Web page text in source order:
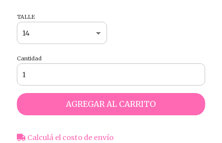
TALLE
Cantidad
AGREGAR AL CARRITO
Calculá el costo de envío